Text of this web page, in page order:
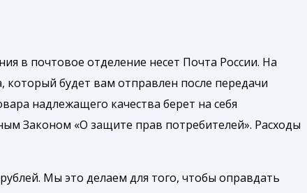
в почтовое отделение несет Почта России. На
который будет вам отправлен после передачи
надлежащего качества берет на себя
Законом «О защите прав потребителей». Расходы
Мы это делаем для того, чтобы оправдать